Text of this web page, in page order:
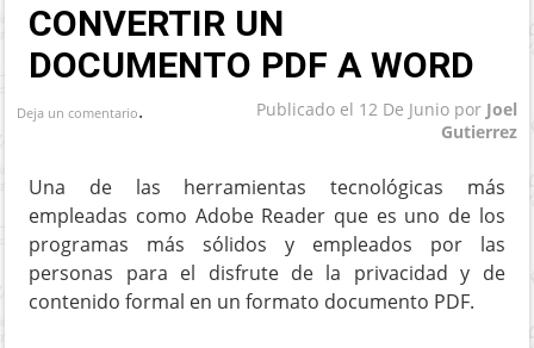
CONVERTIR UN
DOCUMENTO PDF A WORD
Publicado el 12 De Juniopor Joel
Gutierrez
Deja un comentario.
Una de las herramientas tecnológicas más
empleadas como Adobe Reader que es uno de los
programas más sólidos y empleados por las
personas para el disfrute de la privacidad y de
contenido formal en un formato documento PDF.